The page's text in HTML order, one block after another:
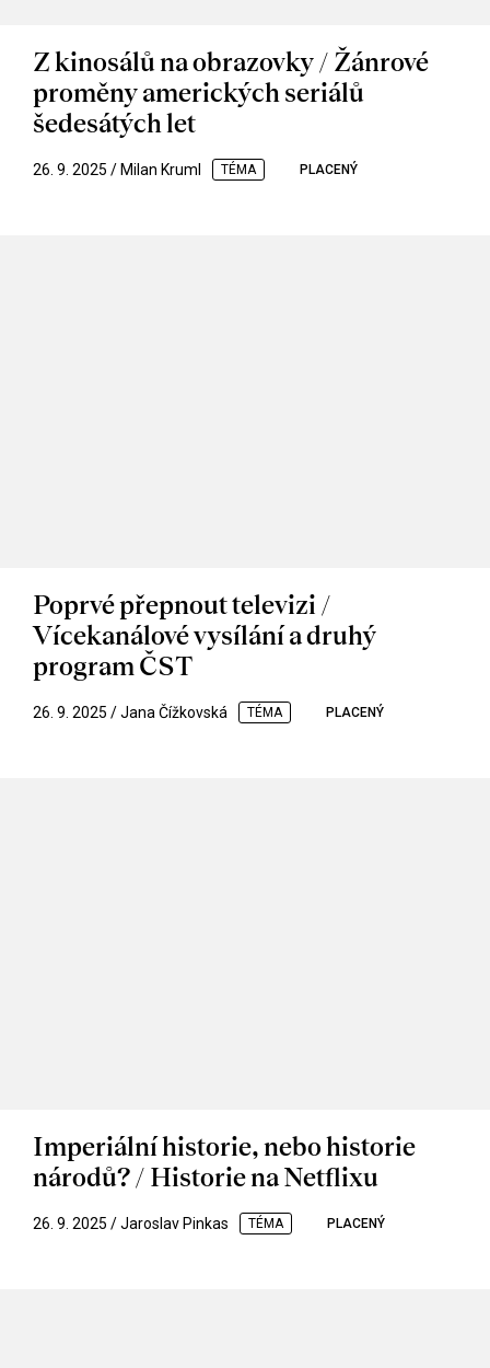
Z kinosálů na obrazovky / Žánrové
proměny amerických seriálů
šedesátých let
26. 9. 2025 / Milan Kruml TÉMA PLACENÝ
Poprvé přepnout televizi /
Vícekanálové vysílání a druhý
program ČST
26. 9. 2025 / Jana Čížkovská TÉMA PLACENÝ
Imperiální historie, nebo historie
národů? / Historie na Netflixu
26. 9. 2025 / Jaroslav Pinkas TÉMA PLACENÝ